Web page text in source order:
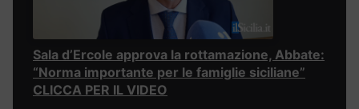
Sala d’Ercole approva la rottamazione, Abbate:
“Norma importante per le famiglie siciliane”
CLICCA PER IL VIDEO